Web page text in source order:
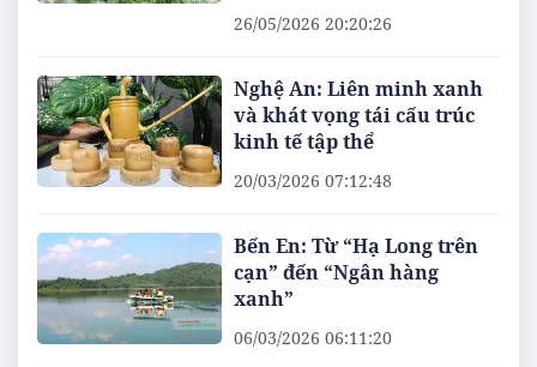
26/05/2026 20:20:26
Nghệ An: Liên minh xanh
và khát vọng tái cấu trúc
kinh tế tập thể
20/03/2026 07:12:48
Bến En: Từ “Hạ Long trên
cạn” đến “Ngân hàng
xanh”
06/03/2026 06:11:20